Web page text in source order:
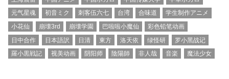
元气星魂
初音ミク 刺客伍六七 台湾 合味道
学生制作アニメ
小花仙
崩壊3rd 崩壊学園 巴啦啦小魔仙
彩色铅笔动画
日中合作
日本語訳 日清 東方 洛天依 绿怪研
罗小黑战记
羅小黒戦記
视美动画 阴阳师 陰陽師 非人哉 音楽 魔法少女